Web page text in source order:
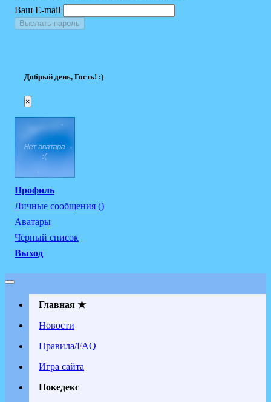
Ваш E-mail
Выслать пароль
Добрый день, Гость! :)
×
Профиль
Личные сообщения ()
Аватары
Чёрный список
Выход
Главная ★
Новости
Правила/FAQ
Игра сайта
Покедекс